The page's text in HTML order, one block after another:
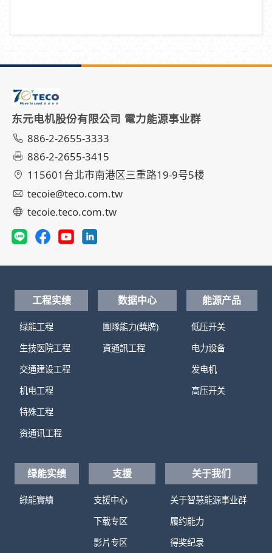
东元电机股份有限公司 電力能源事业群
886-2-2655-3333
886-2-2655-3415
115601台北市南港区三重路19-9号5楼
tecoie@teco.com.tw
tecoie.teco.com.tw
工程实绩
绿能工程
生技医院工程
交通建设工程
机电工程
特殊工程
资通讯工程
数据中心
團隊能力(獎牌)
資通訊工程
能源产品
低压开关
电力设备
发电机
高压开关
绿能实绩
綠能實績
支援
支援中心
下载专区
影片专区
关于我们
关于智慧能源事业群
履约能力
得奖纪录